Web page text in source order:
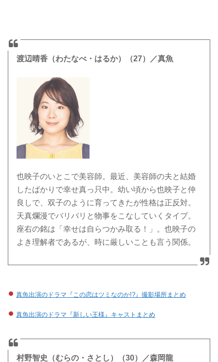
渡辺晴香（わたなべ・はるか）（27）／真魚
也映子のいとこで美容師。最近、美容師の夫と結婚
したばかりで幸せ真っ只中。幼い頃から也映子と仲
良しで、双子のように育ってきたが性格は正反対。
天真爛漫でバリバリと物事をこなしていくタイプ。
座右の銘は「幸せは自らつかみ取る！」。也映子の
よき理解者であるが、時に厳しいことも言う関係。
真魚出演のドラマ『この恋はツミなのか!?』撮影場所まとめ
真魚出演のドラマ『新しい王様』キャストまとめ
村野智史（むらの・さとし）（30）／森岡龍